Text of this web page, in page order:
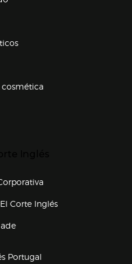
Corte Inglés(abre en nueva
Portugal